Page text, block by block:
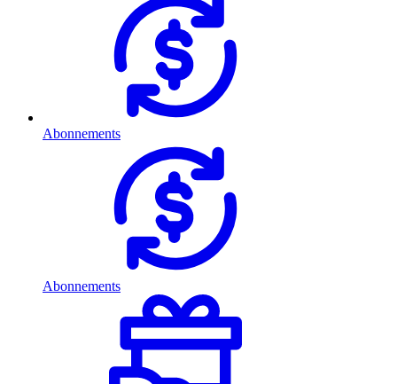
Abonnements
Abonnements